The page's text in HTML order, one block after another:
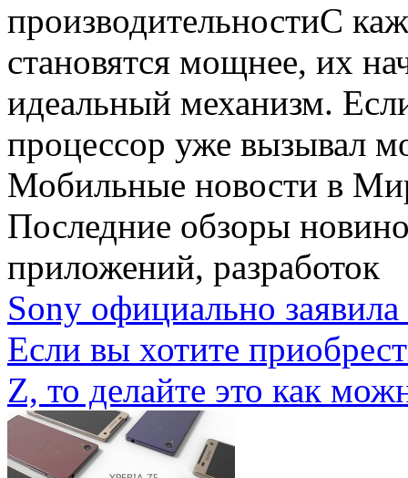
производительностиС
становятся мощнее, их
идеальный механизм.
процессор уже вызывал
Мобильные новости в
Последние обзоры
приложений, разработок
Sony официально
Если вы хотите
Z, то делайте это как